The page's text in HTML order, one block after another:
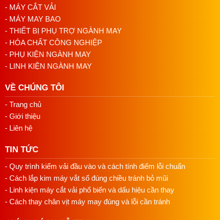
Bước 4: Sử dụng tay cầm để di chuyển máy qua lại trên bề
mặt vải. Hãy đảm bảo rằng bạn di chuyển máy theo hướng
đúng của lưỡi dao để tránh làm hỏng vải.
Bước 5: Khi cần, hãy sử dụng hệ thống mài dao tự động để
giữ lưỡi dao luôn sắc bén.
nguồn điện.
Lưu ý: Đảm bảo rằng bạn thường xuyên kiểm tra và bảo
dưỡng máy để đảm bảo hiệu suất làm việc tốt nhất. Máy
cắt vải đứng Philps 08 inch có thể phát huy tối đa khả năng
- MÁY CẮT VẢI
- MÁY MAY BAO
- THIẾT BỊ PHỤ TRỢ NGÀNH MAY
- HÓA CHẤT CÔNG NGHIỆP
- PHỤ KIỆN NGÀNH MAY
- LINH KIỆN NGÀNH MAY
VỀ CHÚNG TÔI
- Trang chủ
- Giới thiệu
- Liên hệ
TIN TỨC
- Quy trình kiểm vải đầu vào và cách tính điểm lỗi chuẩn
- Cách lắp kim máy vắt sổ đúng chiều tránh bỏ mũi
- Linh kiện máy cắt vải phổ biến và dấu hiệu cần thay
- Cách thay chân vịt máy may đúng và lỗi cần tránh